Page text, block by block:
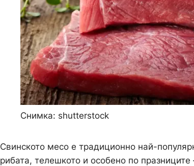
Снимка: shutterstock
Свинското месо е традиционно най-
рибата, телешкото и особено по